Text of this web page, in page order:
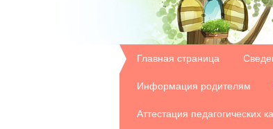
Главная страница
Информация родителям
Аттестация педагогических